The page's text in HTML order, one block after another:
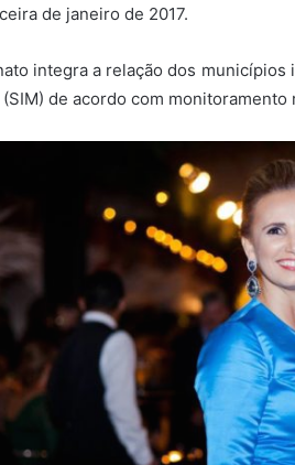
de janeiro de 2017.
integra a relação dos
de acordo com monitoramento